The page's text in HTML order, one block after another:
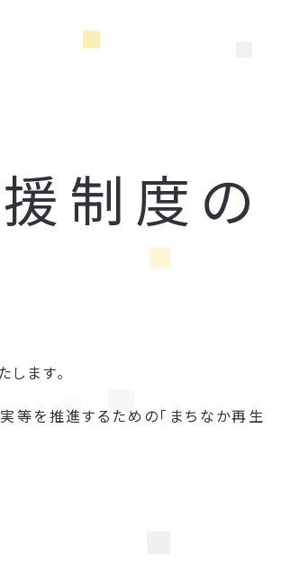
制度の
ます。
等を推進するための「まちなか再生